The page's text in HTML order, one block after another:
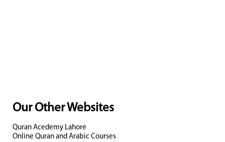
Our Other Websites
Quran Acedemy Lahore
Online Quran and Arabic Courses